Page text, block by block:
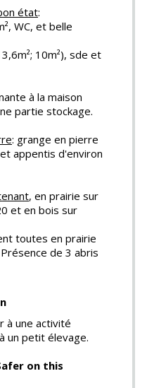
état:
WC, et belle
10m²), sde et
à la maison
partie stockage.
: grange en pierre
appentis d'environ
, en prairie sur
et en bois sur
toutes en prairie
de 3 abris
à une activité
un petit élevage.
on this